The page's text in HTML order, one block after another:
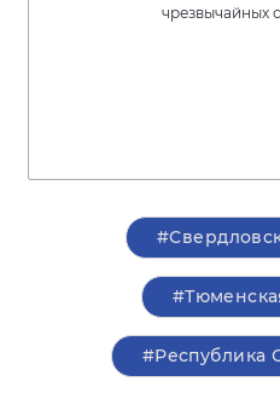
чрезвычайных
#Республика